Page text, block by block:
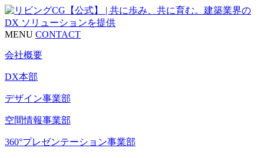
MENU CONTACT
会社概要
DX本部
デザイン事業部
空間情報事業部
360°プレゼンテーション事業部